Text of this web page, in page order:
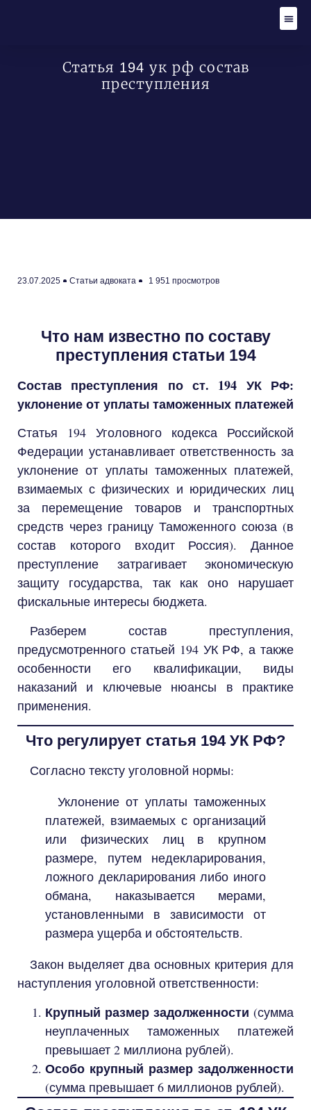
Статья 194 ук рф состав
преступления
23.07.2025 Статьи адвоката 1 951 просмотров
Что нам известно по составу
преступления статьи 194
Состав преступления по ст. 194 УК РФ:
уклонение от уплаты таможенных платежей
Статья 194 Уголовного кодекса Российской
Федерации устанавливает ответственность за
уклонение от уплаты таможенных платежей,
взимаемых с физических и юридических лиц
за перемещение товаров и транспортных
средств через границу Таможенного союза (в
состав которого входит Россия). Данное
преступление затрагивает экономическую
защиту государства, так как оно нарушает
фискальные интересы бюджета.
Разберем состав преступления,
предусмотренного статьей 194 УК РФ, а также
особенности его квалификации, виды
наказаний и ключевые нюансы в практике
применения.
Что регулирует статья 194 УК РФ?
Согласно тексту уголовной нормы:
Уклонение от уплаты таможенных
платежей, взимаемых с организаций
или физических лиц в крупном
размере, путем недекларирования,
ложного декларирования либо иного
обмана, наказывается мерами,
установленными в зависимости от
размера ущерба и обстоятельств.
Закон выделяет два основных критерия для
наступления уголовной ответственности:
Крупный размер задолженности (сумма
неуплаченных таможенных платежей
превышает 2 миллиона рублей).
Особо крупный размер задолженности
(сумма превышает 6 миллионов рублей).